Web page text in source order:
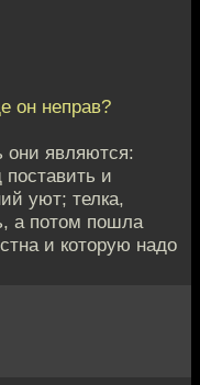
он неправ?
они являются:
и
уют; телка,
а потом пошла
и которую надо